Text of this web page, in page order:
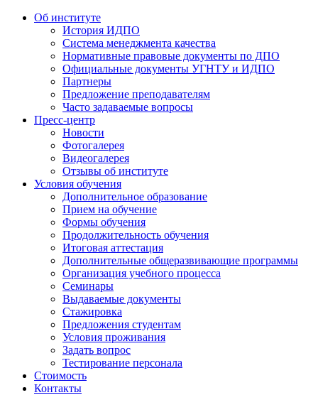
Об институте
История ИДПО
Система менеджмента качества
Нормативные правовые документы по ДПО
Официальные документы УГНТУ и ИДПО
Партнеры
Предложение преподавателям
Часто задаваемые вопросы
Пресс-центр
Новости
Фотогалерея
Видеогалерея
Отзывы об институте
Условия обучения
Дополнительное образование
Прием на обучение
Формы обучения
Продолжительность обучения
Итоговая аттестация
Дополнительные общеразвивающие программы
Организация учебного процесса
Семинары
Выдаваемые документы
Стажировка
Предложения студентам
Условия проживания
Задать вопрос
Тестирование персонала
Стоимость
Контакты